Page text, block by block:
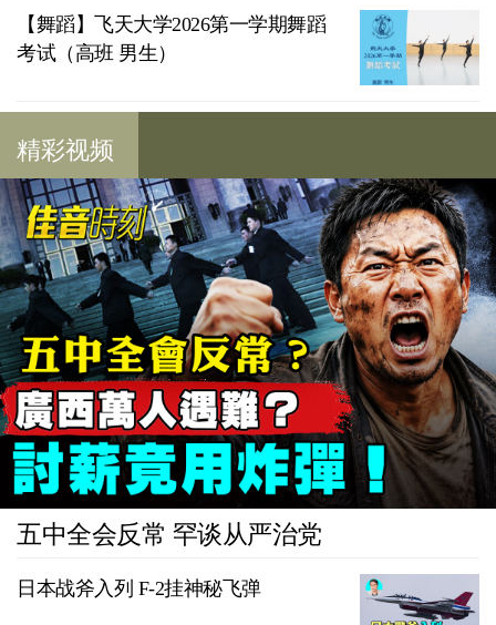
【舞蹈】飞天大学2026第一学期舞蹈
考试（高班 男生）
精彩视频
五中全会反常 罕谈从严治党
日本战斧入列 F-2挂神秘飞弹